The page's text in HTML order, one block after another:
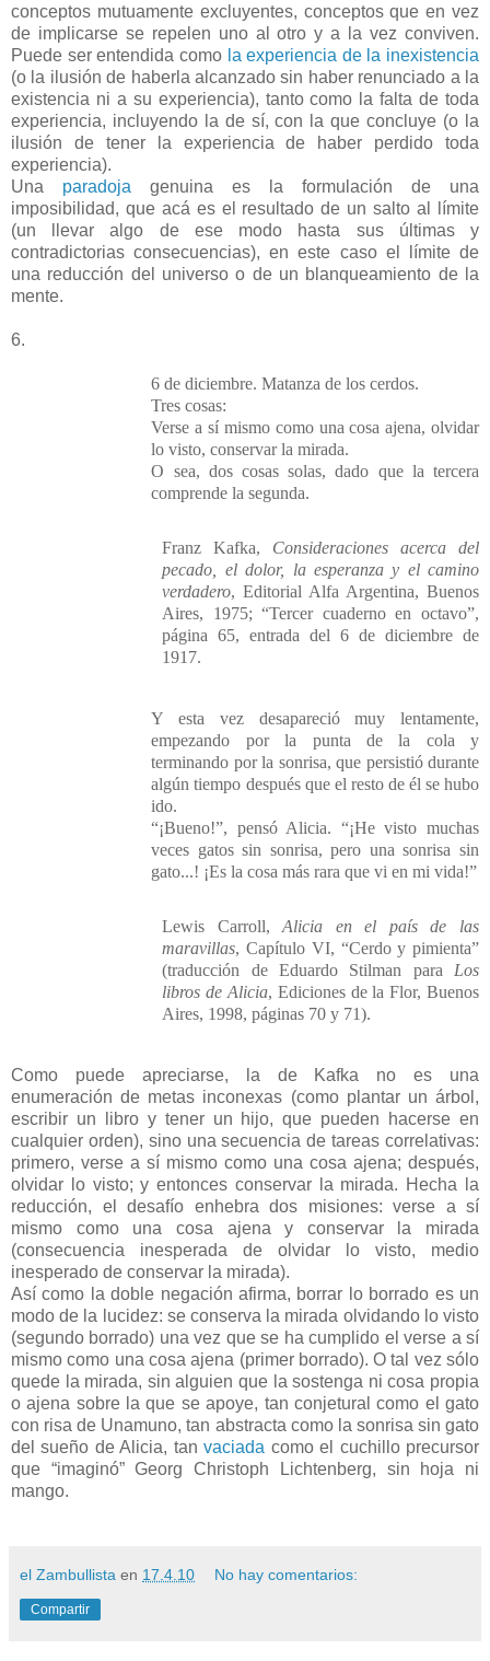
conceptos mutuamente excluyentes, conceptos que en vez
de implicarse se repelen uno al otro y a la vez conviven.
Puede ser entendida como la experiencia de la inexistencia
(o la ilusión de haberla alcanzado sin haber renunciado a la
existencia ni a su experiencia), tanto como la falta de toda
experiencia, incluyendo la de sí, con la que concluye (o la
ilusión de tener la experiencia de haber perdido toda
experiencia).
Una paradoja genuina es la formulación de una
imposibilidad, que acá es el resultado de un salto al límite
(un llevar algo de ese modo hasta sus últimas y
contradictorias consecuencias), en este caso el límite de
una reducción del universo o de un blanqueamiento de la
mente.
6.
6 de diciembre. Matanza de los cerdos.
Tres cosas:
Verse a sí mismo como una cosa ajena, olvidar
lo visto, conservar la mirada.
O sea, dos cosas solas, dado que la tercera
comprende la segunda.
Franz Kafka, Consideraciones acerca del
pecado, el dolor, la esperanza y el camino
verdadero, Editorial Alfa Argentina, Buenos
Aires, 1975; “Tercer cuaderno en octavo”,
página 65, entrada del 6 de diciembre de
1917.
Y esta vez desapareció muy lentamente,
empezando por la punta de la cola y
terminando por la sonrisa, que persistió durante
algún tiempo después que el resto de él se hubo
ido.
“¡Bueno!”, pensó Alicia. “¡He visto muchas
veces gatos sin sonrisa, pero una sonrisa sin
gato...! ¡Es la cosa más rara que vi en mi vida!”
Lewis Carroll,Alicia en el país de las
maravillas, Capítulo VI, “Cerdo y pimienta”
(traducción de Eduardo Stilman para Los
libros de Alicia, Ediciones de la Flor, Buenos
Aires, 1998, páginas 70 y 71).
Como puede apreciarse, la de Kafka no es una
enumeración de metas inconexas (como plantar un árbol,
escribir un libro y tener un hijo, que pueden hacerse en
cualquier orden), sino una secuencia de tareas correlativas:
primero, verse a sí mismo como una cosa ajena; después,
olvidar lo visto; y entonces conservar la mirada. Hecha la
reducción, el desafío enhebra dos misiones: verse a sí
mismo como una cosa ajena y conservar la mirada
(consecuencia inesperada de olvidar lo visto, medio
inesperado de conservar la mirada).
Así como la doble negación afirma, borrar lo borrado es un
modo de la lucidez: se conserva la mirada olvidando lo visto
(segundo borrado) una vez que se ha cumplido el verse a sí
mismo como una cosa ajena (primer borrado). O tal vez sólo
quede la mirada, sin alguien que la sostenga ni cosa propia
o ajena sobre la que se apoye, tan conjetural como el gato
con risa de Unamuno, tan abstracta como la sonrisa sin gato
del sueño de Alicia, tanvaciada como el cuchillo precursor
que “imaginó” Georg Christoph Lichtenberg, sin hoja ni
mango.
el Zambullista en 17.4.10 No hay comentarios:
Compartir